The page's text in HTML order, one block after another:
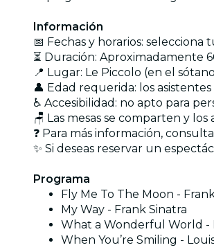
Información
📅 Fechas y horarios:
⏳ Duración: Aproximadamente
📍 Lugar: Le Piccolo (en el
👤 Edad requerida: los
♿ Accesibilidad: no apto para
🪑 Las mesas se comparten y
❓ Para más información,
✨ Si deseas reservar un
Programa
Fly Me To The Moon -
My Way - Frank Sinatra
What a Wonderful World -
When You’re Smiling -